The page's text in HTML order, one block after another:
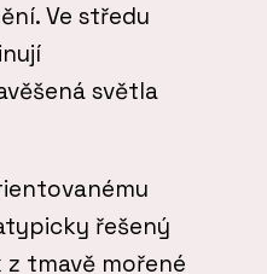
Ve středu
světla
řešený
tmavě mořené